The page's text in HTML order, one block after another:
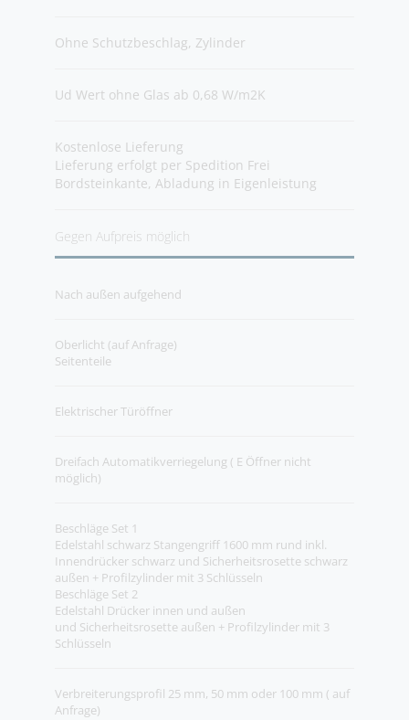
Ohne Schutzbeschlag, Zylinder
Ud Wert ohne Glas ab 0,68 W/m2K
Kostenlose Lieferung
Lieferung erfolgt per Spedition Frei
Bordsteinkante, Abladung in Eigenleistung
Gegen Aufpreis möglich
Nach außen aufgehend
Oberlicht (auf Anfrage)
Seitenteile
Elektrischer Türöffner
Dreifach Automatikverriegelung ( E Öffner nicht
möglich)
Beschläge Set 1
Edelstahl schwarz Stangengriff 1600 mm rund inkl.
Innendrücker schwarz und Sicherheitsrosette schwarz
außen + Profilzylinder mit 3 Schlüsseln
Beschläge Set 2
Edelstahl Drücker innen und außen
und Sicherheitsrosette außen + Profilzylinder mit 3
Schlüsseln
Verbreiterungsprofil 25 mm, 50 mm oder 100 mm ( auf
Anfrage)